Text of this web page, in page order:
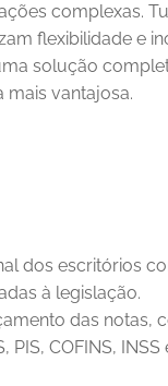
complexas.
flexibilidade e
solução
mais vantajosa.
dos escritórios
à legislação.
das notas,
COFINS,